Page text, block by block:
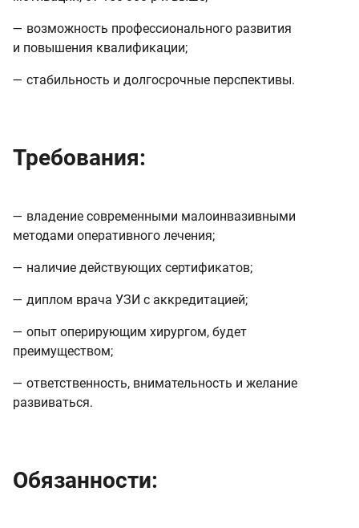
— возможность профессионального развития
и повышения квалификации;
— стабильность и долгосрочные перспективы.
Требования:
— владение современными малоинвазивными
методами оперативного лечения;
— наличие действующих сертификатов;
— диплом врача УЗИ с аккредитацией;
— опыт оперирующим хирургом, будет
преимуществом;
— ответственность, внимательность и желание
развиваться.
Обязанности: